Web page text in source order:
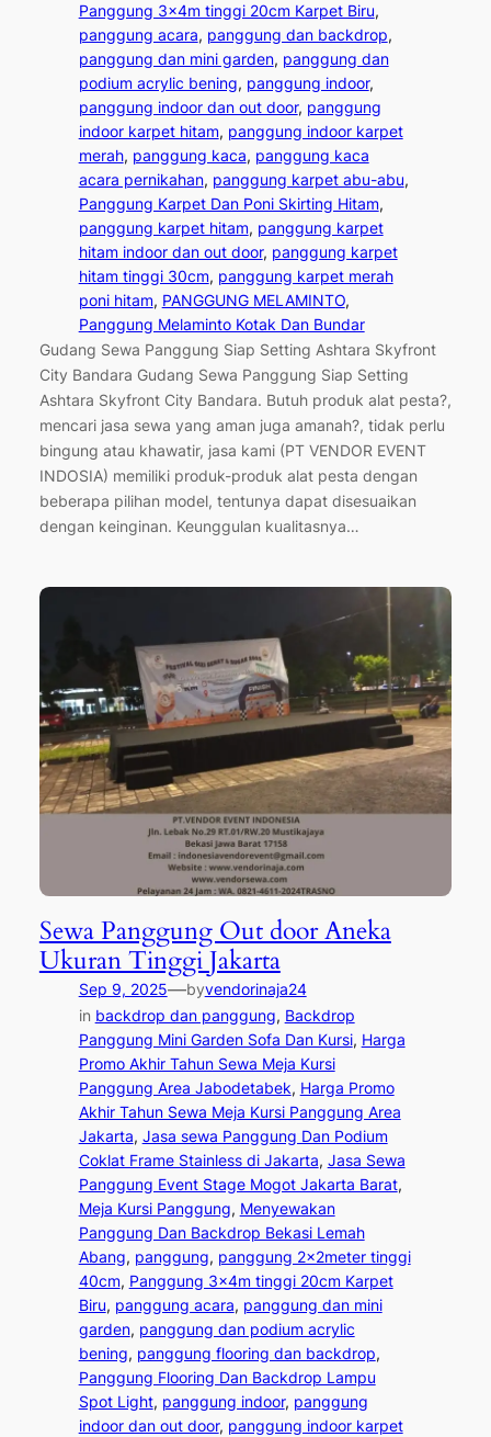
Panggung 3x4m tinggi 20cm Karpet Biru
panggung acara, panggung dan backdrop
panggung dan mini garden, panggung dan
podium acrylic bening, panggung indoor
panggung indoor dan out door, panggung
indoor karpet hitam, panggung indoor karpet
merah, panggung kaca, panggung kaca
acara pernikahan, panggung karpet abu-abu
Panggung Karpet Dan Poni Skirting Hitam
panggung karpet hitam, panggung karpet
hitam indoor dan out door, panggung karpet
hitam tinggi 30cm, panggung karpet merah
poni hitam, PANGGUNG MELAMINTO
Panggung Melaminto Kotak Dan Bundar
Gudang Sewa Panggung Siap Setting Ashtara Skyfront
City Bandara Gudang Sewa Panggung Siap Setting
Ashtara Skyfront City Bandara. Butuh produk alat pesta?,
mencari jasa sewa yang aman juga amanah?, tidak perlu
bingung atau khawatir, jasa kami (PT VENDOR EVENT
INDOSIA) memiliki produk-produk alat pesta dengan
beberapa pilihan model, tentunya dapat disesuaikan
dengan keinginan. Keunggulan kualitasnya…
Sewa Panggung Out door Aneka
Ukuran Tinggi Jakarta
Sep 9, 2025—byvendorinaja24
in backdrop dan panggung, Backdrop
Panggung Mini Garden Sofa Dan Kursi, Harga
Promo Akhir Tahun Sewa Meja Kursi
Panggung Area Jabodetabek, Harga Promo
Akhir Tahun Sewa Meja Kursi Panggung Area
Jakarta, Jasa sewa Panggung Dan Podium
Coklat Frame Stainless di Jakarta, Jasa Sewa
Panggung Event Stage Mogot Jakarta Barat
Meja Kursi Panggung, Menyewakan
Panggung Dan Backdrop Bekasi Lemah
Abang, panggung, panggung 2x2meter tinggi
40cm, Panggung 3x4m tinggi 20cm Karpet
Biru, panggung acara, panggung dan mini
garden, panggung dan podium acrylic
bening, panggung flooring dan backdrop
Panggung Flooring Dan Backdrop Lampu
Spot Light, panggung indoor, panggung
indoor dan out door, panggung indoor karpet